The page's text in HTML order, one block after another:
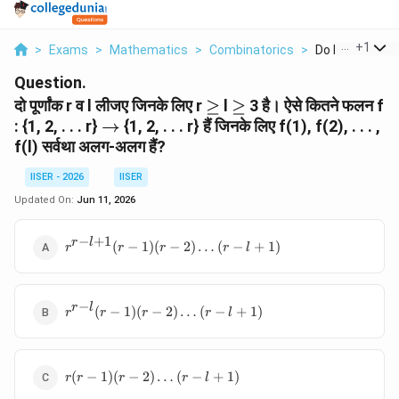
> Exams > Mathematics > Combinatorics > Do Purnank R
+1
Question.
दो पूर्णांक r व l लीजए जिनके लिए r \ge
≥ \ge
≥ 3 है। ऐसे कितने फलन f
: {1, 2, . . . r} \rightarrow
→ {1, 2, . . . r} हैं जिनके लिए f(1), f(2), . . . ,
f(l) सर्वथा अलग-अलग हैं?
IISER - 2026
IISER
Updated On: Jun 11, 2026
r^{r-
- l + 1)
rr−l+1(r − 1)(r − 2) … (r − l + 1)
r^{r-l}(r
- 1)(r -
rr−l (r − 1)(r − 2) … (r − l + 1)
r(r - 1)(r
r(r − 1)(r − 2) … (r − l + 1)